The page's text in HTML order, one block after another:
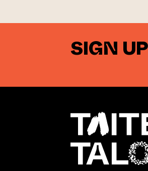
SIGN